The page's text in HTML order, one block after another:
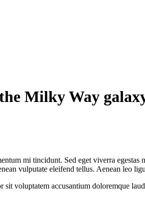
Milky Way
mi tincidunt. Sed eget viverra
vulputate eleifend tellus. Aenean leo
sit voluptatem accusantium doloremque